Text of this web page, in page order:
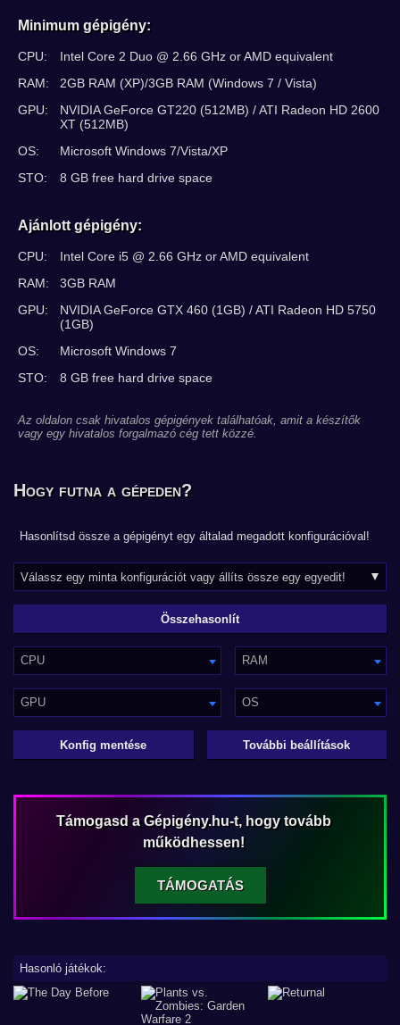
Minimum gépigény:
CPU:
Intel Core 2 Duo @ 2.66 GHz or AMD equivalent
RAM:
2GB RAM (XP)/3GB RAM (Windows 7 / Vista)
GPU:
NVIDIA GeForce GT220 (512MB) / ATI Radeon HD 2600
XT (512MB)
OS:
Microsoft Windows 7/Vista/XP
STO:
8 GB free hard drive space
Ajánlott gépigény:
CPU:
Intel Core i5 @ 2.66 GHz or AMD equivalent
RAM:
3GB RAM
GPU:
NVIDIA GeForce GTX 460 (1GB) / ATI Radeon HD 5750
(1GB)
OS:
Microsoft Windows 7
STO:
8 GB free hard drive space
Az oldalon csak hivatalos gépigények találhatóak, amit a készítők
vagy egy hivatalos forgalmazó cég tett közzé.
Hogy futna a gépeden?
Hasonlítsd össze a gépigényt egy általad megadott konfigurációval!
CPU RAM
GPU OS
Konfig mentése További beállítások
Támogasd a Gépigény.hu-t, hogy tovább
működhessen!
TÁMOGATÁS
Hasonló játékok: